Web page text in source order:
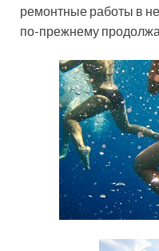
ремонтные работы в
по-прежнему